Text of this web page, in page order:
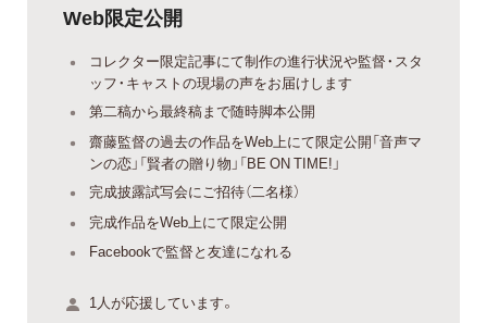
Web限定公開
コレクター限定記事にて制作の進行状況や監督・スタ
ッフ・キャストの現場の声をお届けします
第二稿から最終稿まで随時脚本公開
齋藤監督の過去の作品をWeb上にて限定公開「音声マ
ンの恋」「賢者の贈り物」「BE ON TIME!」
完成披露試写会にご招待（二名様）
完成作品をWeb上にて限定公開
Facebookで監督と友達になれる
1人が応援しています。